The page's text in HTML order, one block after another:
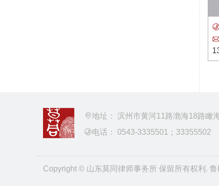
地址： 滨州市黄河11路渤海18路瞰
电话： 0543-3335501；33355502
Copyright © 山东莫同律师事务所 保留所有权利. 鲁